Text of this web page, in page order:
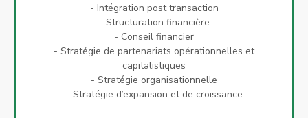
- Intégration post transaction
- Structuration financière
- Conseil financier
- Stratégie de partenariats opérationnelles et
capitalistiques
- Stratégie organisationnelle
- Stratégie d’expansion et de croissance